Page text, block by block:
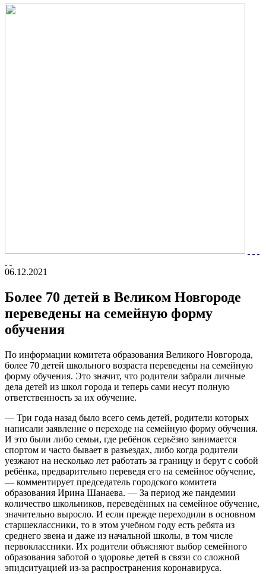
06.12.2021
Более 70 детей в Великом Новгороде
переведены на семейную форму
обучения
По информации комитета образования Великого Новгорода,
более 70 детей школьного возраста переведены на семейную
форму обучения. Это значит, что родители забрали личные
дела детей из школ города и теперь сами несут полную
ответственность за их обучение.
— Три года назад было всего семь детей, родители которых
написали заявление о переходе на семейную форму обучения.
И это были либо семьи, где ребёнок серьёзно занимается
спортом и часто бывает в разъездах, либо когда родители
уезжают на несколько лет работать за границу и берут с собой
ребёнка, предварительно переведя его на семейное обучение,
— комментирует председатель городского комитета
образования Ирина Шанаева. — За период же пандемии
количество школьников, переведённых на семейное обучение,
значительно выросло. И если прежде переходили в основном
старшеклассники, то в этом учебном году есть ребята из
среднего звена и даже из начальной школы, в том числе
первоклассники. Их родители объясняют выбор семейного
образования заботой о здоровье детей в связи со сложной
эпидситуацией из-за распространения коронавируса.